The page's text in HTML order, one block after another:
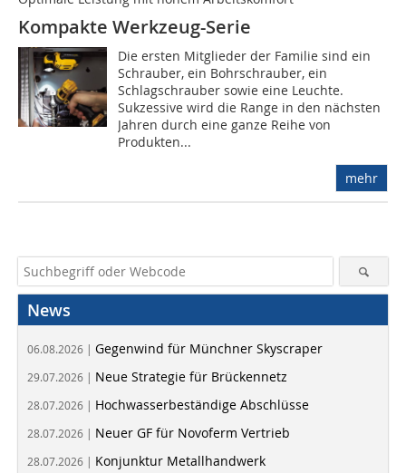
Kompakte Werkzeug-Serie
Die ersten Mitglieder der Familie sind ein
Schrauber, ein Bohrschrauber, ein
Schlagschrauber sowie eine Leuchte.
Sukzessive wird die Range in den nächsten
Jahren durch eine ganze Reihe von
Produkten...
mehr
News
06.08.2026 | Gegenwind für Münchner Skyscraper
29.07.2026 | Neue Strategie für Brückennetz
28.07.2026 | Hochwasserbeständige Abschlüsse
28.07.2026 | Neuer GF für Novoferm Vertrieb
28.07.2026 | Konjunktur Metallhandwerk